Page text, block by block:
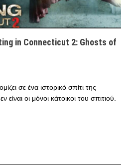
in Connecticut 2: Ghosts of
σε ένα ιστορικό σπίτι της
είναι οι μόνοι κάτοικοι του σπιτιού.